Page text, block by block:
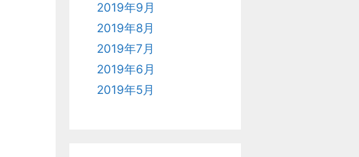
2019年9月
2019年8月
2019年7月
2019年6月
2019年5月